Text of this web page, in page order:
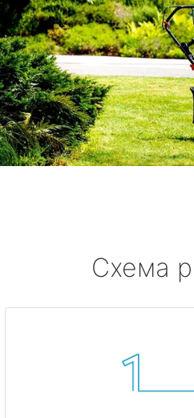
Схема